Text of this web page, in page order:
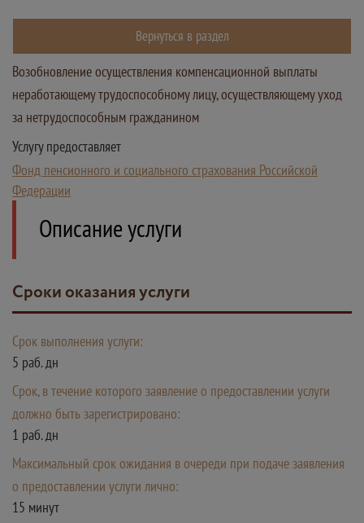
Вернуться в раздел
Возобновление осуществления компенсационной выплаты
неработающему трудоспособному лицу, осуществляющему уход
за нетрудоспособным гражданином
Услугу предоставляет
Фонд пенсионного и социального страхования Российской
Федерации
Описание услуги
Сроки оказания услуги
Срок выполнения услуги:
5 раб. дн
Срок, в течение которого заявление о предоставлении услуги
должно быть зарегистрировано:
1 раб. дн
Максимальный срок ожидания в очереди при подаче заявления
о предоставлении услуги лично:
15 минут